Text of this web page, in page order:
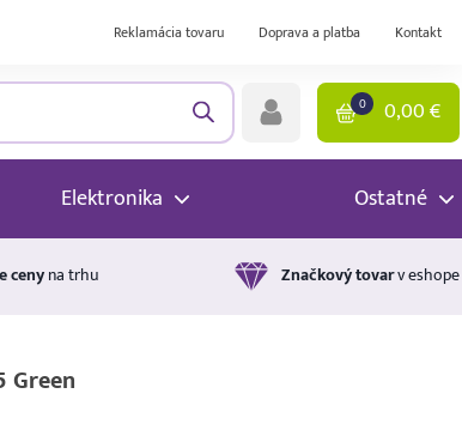
Reklamácia tovaru Doprava a platba Kontakt
0 0,00€
Elektronika Ostatné
cenyna trhu Značkový tovarv eshope
Green